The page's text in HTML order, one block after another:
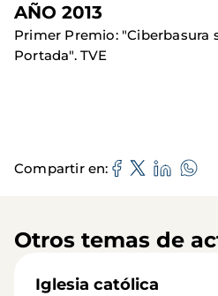
AÑO 2013
Primer Premio: "Ciberbasura
Portada". TVE
Compartir en
Otros temas de
Iglesia católica